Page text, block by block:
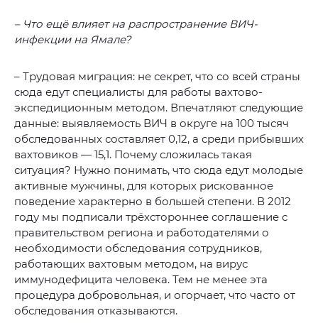
– Что ещё влияет на распространение ВИЧ-
инфекции на Ямале?
– Трудовая миграция: не секрет, что со всей страны
сюда едут специалисты для работы вахтово-
экспедиционным методом. Впечатляют следующие
данные: выявляемость ВИЧ в округе на 100 тысяч
обследованных составляет 0,12, а среди прибывших
вахтовиков — 15,1. Почему сложилась такая
ситуация? Нужно понимать, что сюда едут молодые
активные мужчины, для которых рискованное
поведение характерно в большей степени. В 2012
году мы подписали трёхстороннее соглашение с
правительством региона и работодателями о
необходимости обследования сотрудников,
работающих вахтовым методом, на вирус
иммунодефицита человека. Тем не менее эта
процедура добровольная, и огорчает, что часто от
обследования отказываются.